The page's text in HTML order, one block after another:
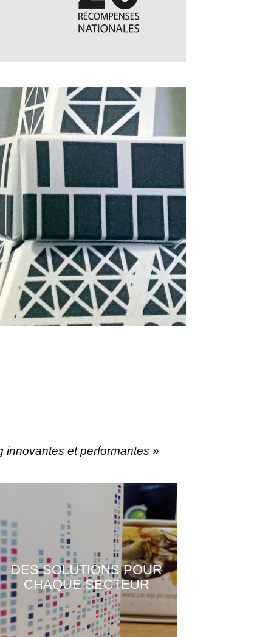
innovantes et performantes »
DES SOLUTIONS POUR
CHAQUE SECTEUR